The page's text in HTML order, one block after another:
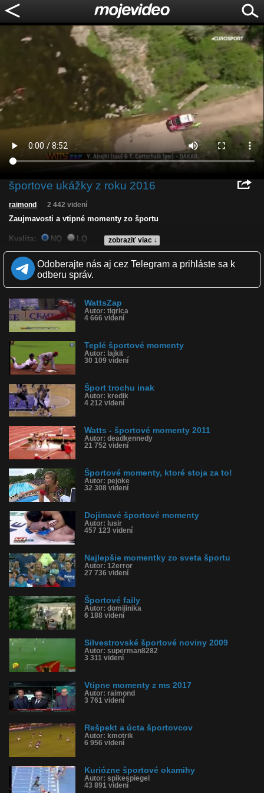
športove ukážky z roku 2016
zobraziť viac ↓
raimond 2 442 videní
Zaujmavosti a vtipné momenty zo športu
Kvalita: NQ
LQ
Páči sa: 100% (2 hlasov)
Obľúbené: 0
Komentárov: 0
Dľžka: 8:52
Tagy: šport, wats, momenty
História sledovanosti videa:
Odoberajte nás aj cez Telegram a prihláste sa k
odberu správ.
WattsZap
Autor: tigrica
4 666 videní
Teplé športové momenty
Autor: lajkit
30 109 videní
Šport trochu inak
Autor: kredik
4 212 videní
Watts - športové momenty 2011
Autor: deadkennedy
21 752 videní
Športové momenty, ktoré stoja za to!
Autor: pejoke
32 308 videní
Dojímavé športové momenty
Autor: lusir
457 123 videní
Najlepšie momentky zo sveta športu
Autor: 12error
27 736 videní
Športové faily
Autor: domiiinika
6 188 videní
Silvestrovské športové noviny 2009
Autor: superman8282
3 311 videní
Vtipne momenty z ms 2017
Autor: raimond
3 761 videní
Rešpekt a úcta športovcov
Autor: kmotrik
6 956 videní
Kuriózne športové okamihy
Autor: spikespiegel
43 891 videní